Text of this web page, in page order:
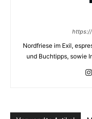
Nordfriese im Exil,
und Buchtipps, sowie